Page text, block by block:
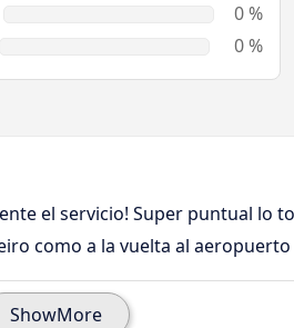
0 %
0 %
el servicio! Super puntual lo
como a la vuelta al aeropuerto
ShowMore